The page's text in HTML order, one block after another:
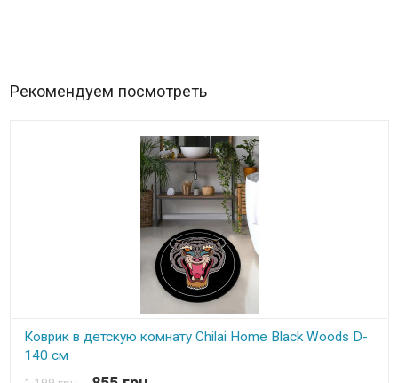
Рекомендуем посмотреть
Коврик в детскую комнату Chilai Home Black Woods D-
140 см